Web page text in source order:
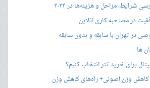
شرایط، مراحل و هزینه‌ها در ۲۰۲۴
در تهران با سابقه و بدون سابقه
ها
برای خرید تتر انتخاب کنیم؟
کاهش وزن اصولی+ راه‌های کاهش وزن